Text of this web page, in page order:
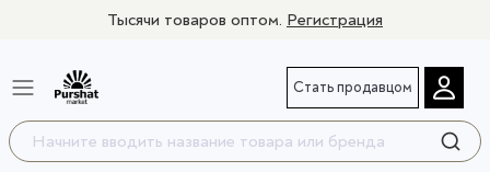
Тысячи товаров оптом. Регистрация
Стать продавцом